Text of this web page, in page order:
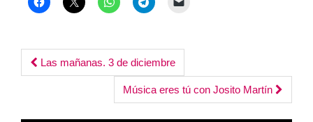
Post
navigation
Las mañanas. 3 de diciembre
Música eres tú con Josito Martín